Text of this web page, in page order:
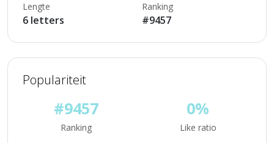
Lengte
6 letters
Ranking
#9457
Populariteit
#9457
Ranking
0%
Like ratio